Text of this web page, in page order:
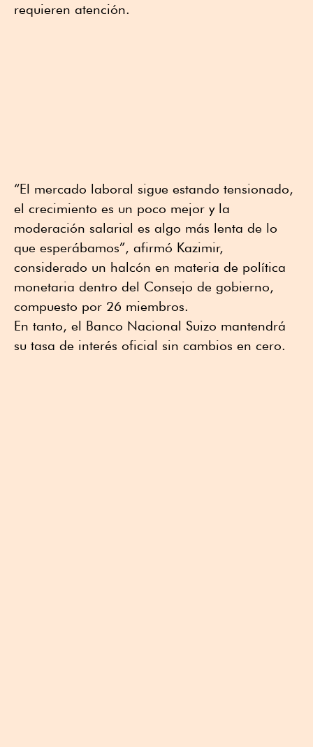
requieren atención.
“El mercado laboral sigue estando tensionado,
el crecimiento es un poco mejor y la
moderación salarial es algo más lenta de lo
que esperábamos”, afirmó Kazimir,
considerado un halcón en materia de política
monetaria dentro del Consejo de gobierno,
compuesto por 26 miembros.
En tanto, el Banco Nacional Suizo mantendrá
su tasa de interés oficial sin cambios en cero.